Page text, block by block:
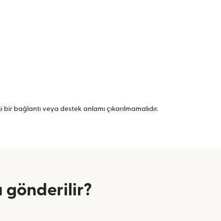
bağlantı veya destek anlamı çıkarılmamalıdır.
gönderilir?